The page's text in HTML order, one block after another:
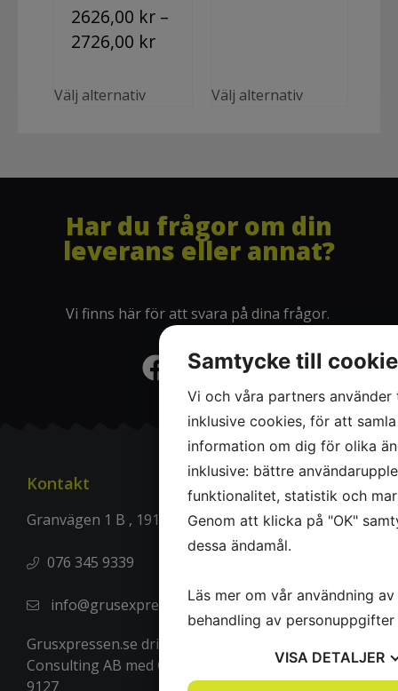
2626,00 kr –
2726,00 kr
Välj alternativ Välj alternativ
Har du frågor om din
leverans eller annat?
Vi finns här för att svara på dina frågor.
Kontakt
Granvägen 1 B , 191 41 Sollentuna
076 345 9339
info@grusexpressen.se
Grusxpressen.se drivs av Scandinavian Logistics
Consulting AB med Organisationsnummer 559020-
9127
Samtycke till
Vi och våra partners använder
inklusive cookies, för att
information om dig för olika
inklusive: bättre
funktionalitet, statistik och
Genom att klicka på "OK"
dessa ändamål.
Läs mer om vår användning
behandling av personuppgifter
VISA DETALJER